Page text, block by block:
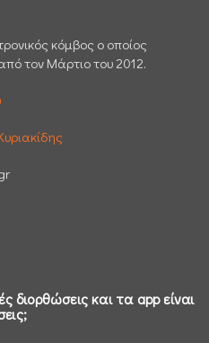
κόμβος ο οποίος
τον Μάρτιο του 2012.
διορθώσεις και τα app είναι